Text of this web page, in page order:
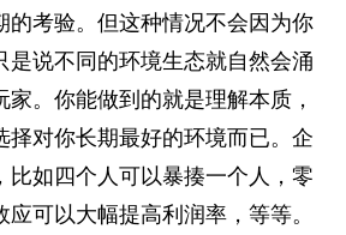
的考验。但这种情况不会因为你
是说不同的环境生态就自然会涌
。你能做到的就是理解本质，
择对你长期最好的环境而已。企
比如四个人可以暴揍一个人，零
可以大幅提高利润率，等等。